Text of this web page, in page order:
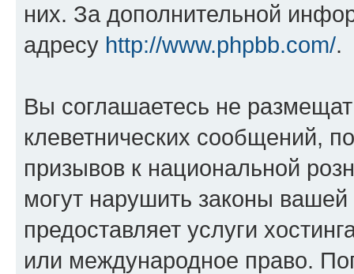
них. За дополнительной
адресу http://www.phpbb.com/.
Вы соглашаетесь не
клеветнических сообщений,
призывов к национальной
могут нарушить законы
предоставляет услуги
или международное право.